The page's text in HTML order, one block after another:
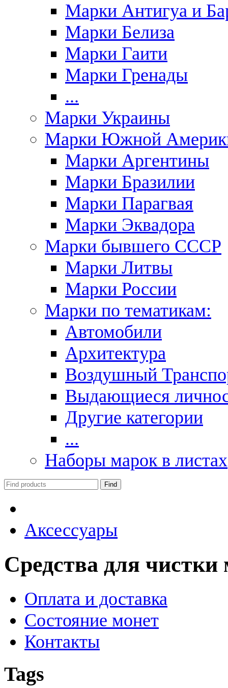
Марки Антигуа и
Марки Белиза
Марки Гаити
Марки Гренады
...
Марки Украины
Марки Южной
Марки Аргентины
Марки Бразилии
Марки Парагвая
Марки Эквадора
Марки бывшего СССР
Марки Литвы
Марки России
Марки по тематикам:
Автомобили
Архитектура
Воздушный
Выдающиеся
Другие категории
...
Наборы марок в листах
Аксессуары
Средства для чистки
Оплата и доставка
Состояние монет
Контакты
Tags